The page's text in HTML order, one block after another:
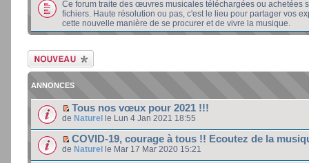
Ce forum traite des œuvres musicales téléchargées ou achetées
fichiers. Haute résolution ou pas, c'est le lieu pour partager vos
cette nouvelle manière de se procurer et de vivre la musique.
Ecrire un nouveau
sujet
ANNONCES
Tous nos vœux pour 2021 !!!
de Naturel le Lun 4 Jan 2021 18:55
COVID-19, courage à tous !! Ecoutez de la
de Naturel le Mar 17 Mar 2020 15:21